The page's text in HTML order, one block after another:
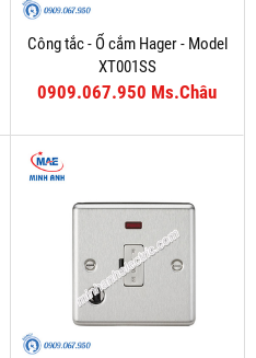
Công tắc - Ổ cắm Hager - Model
XT001SS
0909.067.950 Ms.Châu